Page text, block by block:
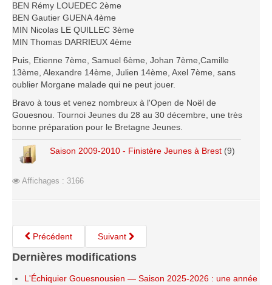
L'Open de Noël
Les Rapides
Les tournois de saison
Le Challenge Blitz
Le Challenge 2014-2015
Le Challenge 2013-2014
Le Challenge 2012-2013
Le Challenge 2011-2012
Les tournois internes
Bretagne Jeunes 2012
Les équipes Jeunes
Les championnats individuels
Les tournois
BEN Rémy LOUEDEC 2ème
BEN Gautier GUENA 4ème
MIN Nicolas LE QUILLEC 3ème
MIN Thomas DARRIEUX 4ème
Puis, Etienne 7ème, Samuel 6ème, Johan 7ème,Camille
13ème, Alexandre 14ème, Julien 14ème, Axel 7ème, sans
oublier Morgane malade qui ne peut jouer.
Bravo à tous et venez nombreux à l'Open de Noël de
Gouesnou. Tournoi Jeunes du 28 au 30 décembre, une très
bonne préparation pour le Bretagne Jeunes.
Saison 2009-2010 - Finistère Jeunes à Brest (9)
Affichages : 3166
Précédent Suivant
Dernières modifications
L'Échiquier Gouesnousien — Saison 2025-2026 : une année